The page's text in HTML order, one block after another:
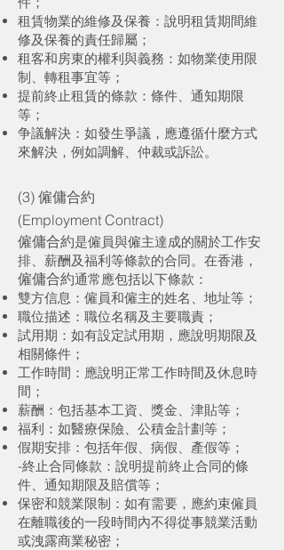
租賃物業的維修及保養：說明租賃期間維
修及保養的責任歸屬；
租客和房東的權利與義務：如物業使用限
制、轉租事宜等；
提前終止租賃的條款：條件、通知期限
等；
争議解決：如發生爭議，應遵循什麼方式
來解決，例如調解、仲裁或訴訟。
(3) 僱傭合約
(Employment Contract)
僱傭合約是僱員與僱主達成的關於工作安
排、薪酬及福利等條款的合同。在香港，
僱傭合約通常應包括以下條款：
雙方信息：僱員和僱主的姓名、地址等；
職位描述：職位名稱及主要職責；
試用期：如有設定試用期，應說明期限及
相關條件；
工作時間：應說明正常工作時間及休息時
間；
薪酬：包括基本工資、獎金、津貼等；
福利：如醫療保險、公積金計劃等；
假期安排：包括年假、病假、產假等；
-終止合同條款：說明提前終止合同的條
件、通知期限及賠償等；
保密和競業限制：如有需要，應約束僱員
在離職後的一段時間內不得從事競業活動
或洩露商業秘密；